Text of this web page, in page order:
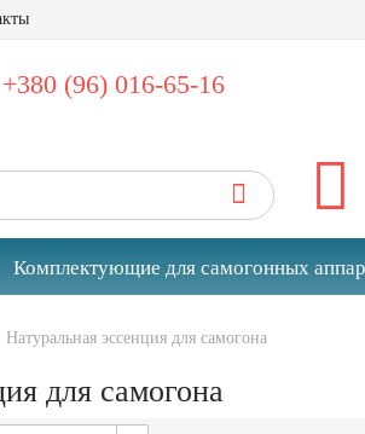
+380 (96) 016-65-16
Комплектующие для самогонных
Натуральная эссенция для самогона
для самогона